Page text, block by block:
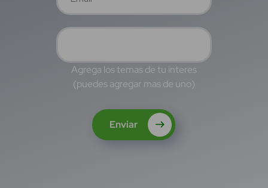
Agrega los temas de tu interes
(puedes agregar mas de uno)
Enviar